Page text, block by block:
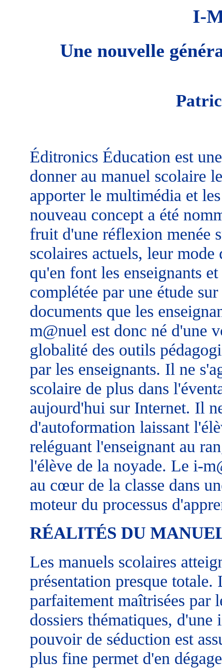
I-
Une nouvelle
Éditronics Éducation est
donner au manuel scolaire
apporter le multimédia et
nouveau concept a été
fruit d'une réflexion menée
scolaires actuels, leur
qu'en font les enseignants
complétée par une étude
documents que les
m@nuel est donc né d'une
globalité des outils
par les enseignants. Il ne
scolaire de plus dans
aujourd'hui sur Internet. Il
d'autoformation laissant
reléguant l'enseignant au
l'élève de la noyade. Le i-
au cœur de la classe dans
moteur du processus
RÉALITÉS DU
Les manuels scolaires
présentation presque
parfaitement maîtrisées par
dossiers thématiques,
pouvoir de séduction est
plus fine permet d'en